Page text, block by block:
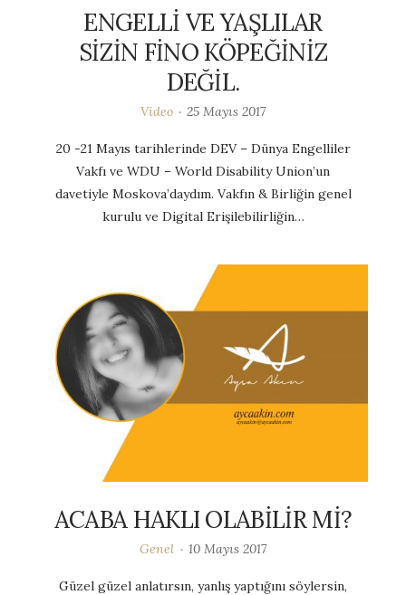
ENGELLİ VE YAŞLILAR
SİZİN FİNO KÖPEĞİNİZ
DEĞİL.
Video 25 Mayıs 2017
20 -21 Mayıs tarihlerinde DEV – Dünya Engelliler
Vakfı ve WDU – World Disability Union’un
davetiyle Moskova’daydım. Vakfın & Birliğin genel
kurulu ve Digital Erişilebilirliğin…
ACABA HAKLI OLABİLİR Mİ?
Genel 10 Mayıs 2017
Güzel güzel anlatırsın, yanlış yaptığını söylersin,